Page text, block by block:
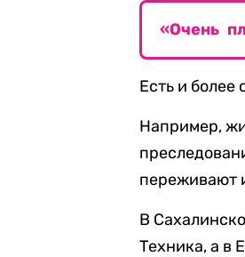
«Очень
Есть и
Например,
переживают
В
Техника, а в